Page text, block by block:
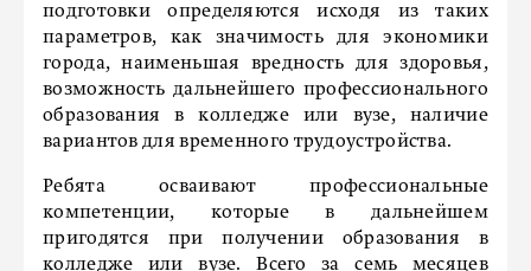
подготовки определяются исходя из таких
параметров, как значимость для экономики
города, наименьшая вредность для здоровья,
возможность дальнейшего профессионального
образования в колледже или вузе, наличие
вариантов для временного трудоустройства.
Ребята осваивают профессиональные
компетенции, которые в дальнейшем
пригодятся при получении образования в
колледже или вузе. Всего за семь месяцев